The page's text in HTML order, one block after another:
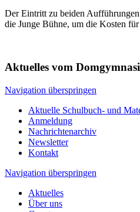
Der Eintritt zu beiden
die Junge Bühne, um die Kosten
Aktuelles vom
Navigation überspringen
Aktuelle Schulbuch- und
Anmeldung
Nachrichtenarchiv
Newsletter
Kontakt
Navigation überspringen
Aktuelles
Über uns